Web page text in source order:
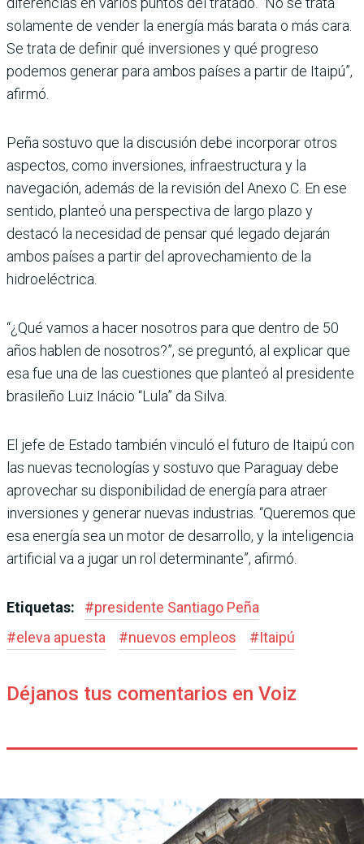
solamente de vender la energía más barata o más cara.
Se trata de definir qué inversiones y qué progreso
podemos generar para ambos países a partir de Itaipú”,
afirmó.
Peña sostuvo que la discusión debe incorporar otros
aspec­tos, como inversiones, infraes­tructura y la
navegación, ade­más de la revisión del Anexo C. En ese
sentido, planteó una perspectiva de largo plazo y
destacó la necesidad de pen­sar qué legado dejarán
ambos países a partir del aprovecha­miento de la
hidroeléctrica.
“¿Qué vamos a hacer nosotros para que dentro de 50
años hablen de nosotros?”, se pre­guntó, al explicar que
esa fue una de las cuestiones que plan­teó al presidente
brasileño Luiz Inácio “Lula” da Silva.
El jefe de Estado también vin­culó el futuro de Itaipú con
las nuevas tecnologías y sostuvo que Paraguay debe
aprovechar su disponibilidad de energía para atraer
inversiones y gene­rar nuevas industrias. “Que­remos que
esa energía sea un motor de desarrollo, y la inte­ligencia
artificial va a jugar un rol determinante”, afirmó.
Etiquetas: #presidente Santiago Peña
#eleva apuesta #nuevos empleos #Itaipú
Déjanos tus comentarios en Voiz